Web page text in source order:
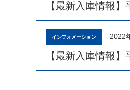
【最新入庫情報
インフォメーション 2022
【最新入庫情報